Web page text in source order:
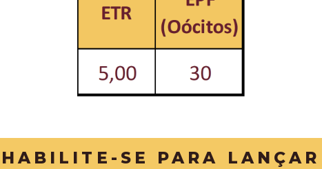
HABILITE-SE PARA LANÇAR